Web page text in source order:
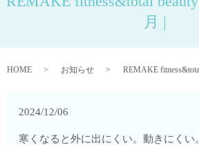
月 |
HOME お知らせ REMAKE
2024/12/06
寒くなると外に出にくい。動きにくい